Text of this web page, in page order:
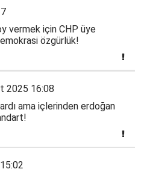
vermek için CHP üye
özgürlük!
2025 16:08
ama içlerinden erdoğan